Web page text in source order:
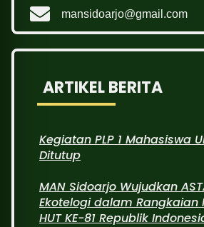
mansidoarjo@gmail.com
ARTIKEL BERITA
Kegiatan PLP 1 Mahasiswa
Ditutup
MAN Sidoarjo Wujudkan
Ekotelogi dalam Rangkaian
HUT KE-81 Republik